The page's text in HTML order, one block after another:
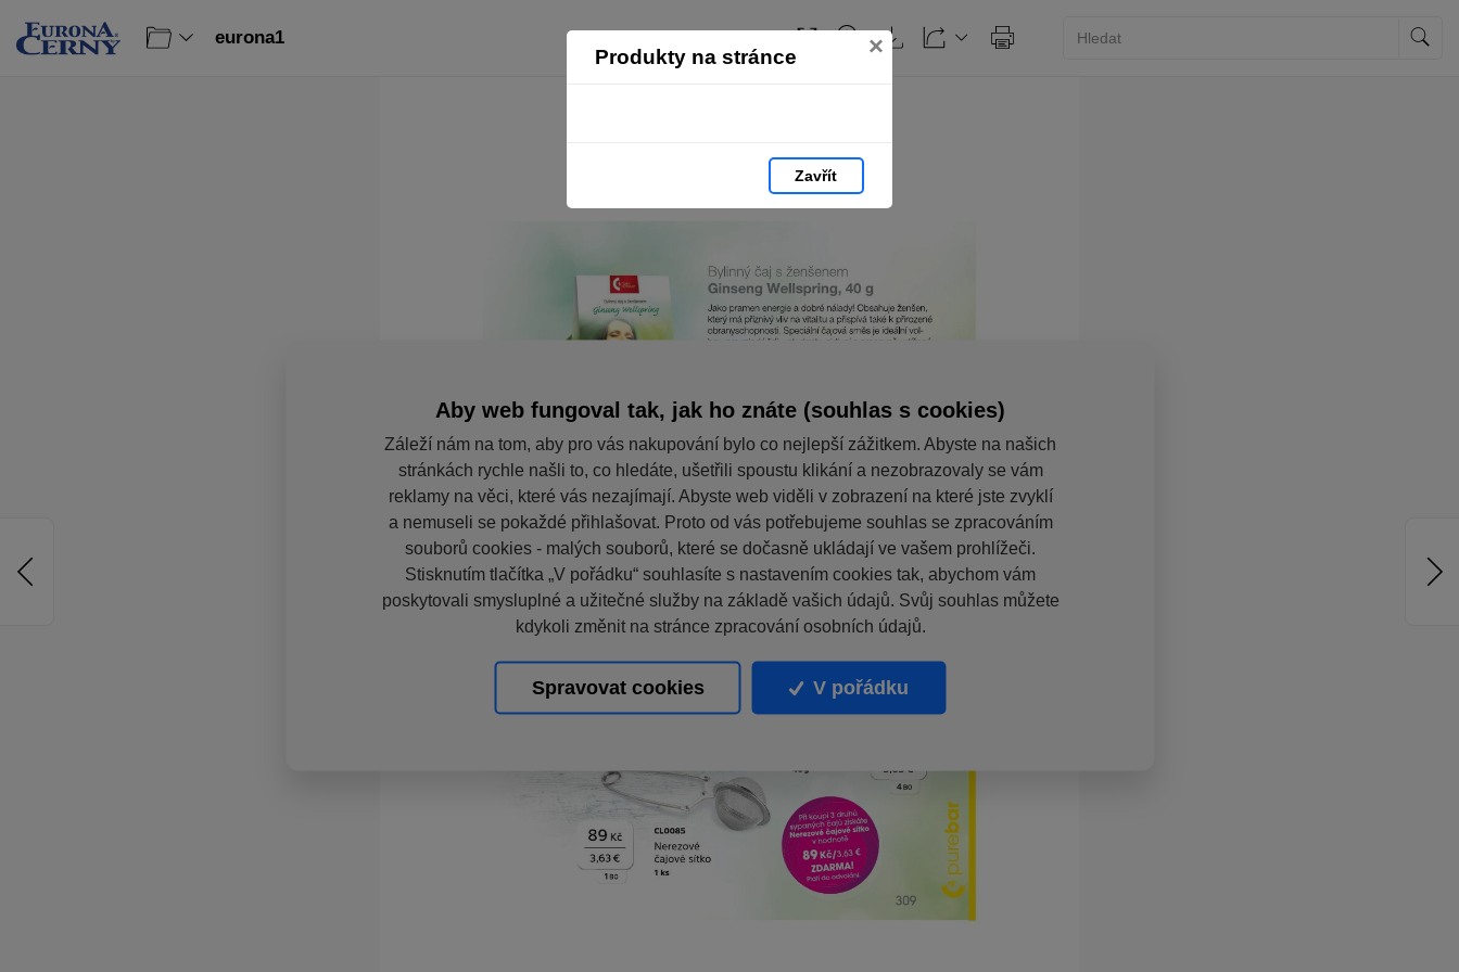
Produkty na stránce ×
Zavřít
eurona1
Aby web fungoval tak, jak ho znáte (souhlas s cookies)
Záleží nám na tom, aby pro vás nakupování bylo co nejlepší zážitkem. Abyste na našich
stránkách rychle našli to, co hledáte, ušetřili spoustu klikání a nezobrazovaly se vám
reklamy na věci, které vás nezajímají. Abyste web viděli v zobrazení na které jste zvyklí
a nemuseli se pokaždé přihlašovat. Proto od vás potřebujeme souhlas se zpracováním
souborů cookies - malých souborů, které se dočasně ukládají ve vašem prohlížeči.
Stisknutím tlačítka „V pořádku“ souhlasíte s nastavením cookies tak, abychom vám
poskytovali smysluplné a užitečné služby na základě vašich údajů. Svůj souhlas můžete
kdykoli změnit na stránce zpracování osobních údajů.
Spravovat cookies V pořádku